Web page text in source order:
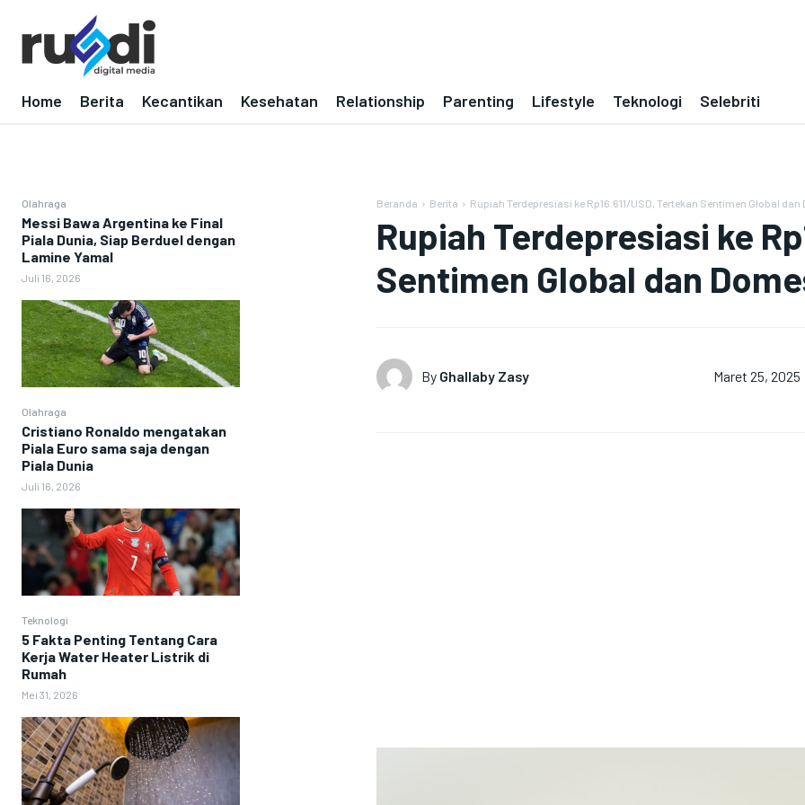
Home Berita Kecantikan Kesehatan Relationship Parenting Lifestyle Teknologi Selebriti
Olahraga
Messi Bawa Argentina ke Final
Piala Dunia, Siap Berduel dengan
Lamine Yamal
Juli 16, 2026
Olahraga
Cristiano Ronaldo mengatakan
Piala Euro sama saja dengan
Piala Dunia
Juli 16, 2026
Teknologi
5 Fakta Penting Tentang Cara
Kerja Water Heater Listrik di
Rumah
Mei 31, 2026
Beranda Berita Rupiah Terdepresiasi ke Rp16.611/USD, Tertekan Sentimen Global dan
Rupiah Terdepresiasi ke
Sentimen Global dan
By Ghallaby Zasy Maret 25, 2025